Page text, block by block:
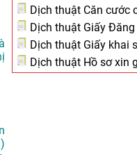
Dịch thuật Căn cước
Dịch thuật Giấy
Dịch thuật Giấy khai
Dịch thuật Hồ sơ xin